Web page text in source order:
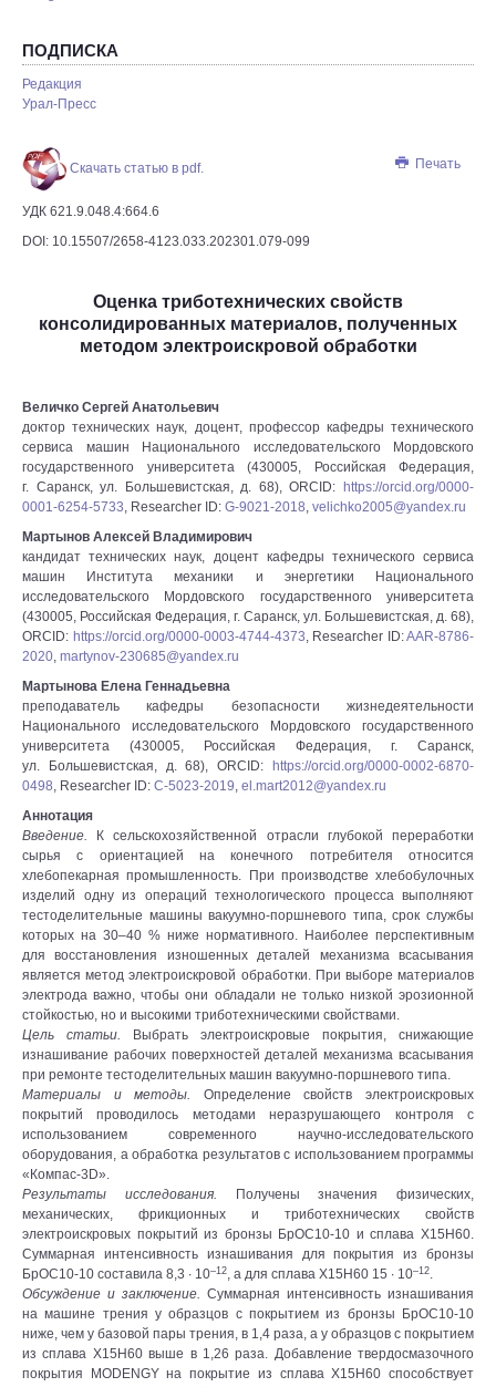
ПОДПИСКА
Редакция
Урал-Пресс
Печать
Скачать статью в pdf.
УДК 621.9.048.4:664.6
DOI: 10.15507/2658-4123.033.202301.079-099
Оценка триботехнических свойств
консолидированных материалов, полученных
методом электроискровой обработки
Величко Сергей Анатольевич
доктор технических наук, доцент, профессор кафедры технического
сервиса машин Национального исследовательского Мордовского
государственного университета (430005, Российская Федерация,
г. Саранск, ул. Большевистская, д. 68), ORCID:
https://orcid.org/0000-
0001-6254-5733, Researcher ID: G-9021-2018, velichko2005@yandex.ru
Мартынов Алексей Владимирович
кандидат технических наук, доцент кафедры технического сервиса
машин Института механики и энергетики Национального
исследовательского Мордовского государственного университета
(430005, Российская Федерация, г. Саранск, ул. Большевистская, д. 68),
ORCID: https://orcid.org/0000-0003-4744-4373, Researcher ID:AAR-8786-
2020, martynov-230685@yandex.ru
Мартынова Елена Геннадьевна
преподаватель кафедры безопасности жизнедеятельности
Национального исследовательского Мордовского государственного
университета (430005, Российская Федерация, г. Саранск,
ул. Большевистская, д. 68), ORCID:
https://orcid.org/0000-0002-6870-
0498, Researcher ID: C-5023-2019, el.mart2012@yandex.ru
Аннотация
Введение. К сельскохозяйственной отрасли глубокой переработки
сырья с ориентацией на конечного потребителя относится
хлебопекарная промышленность. При производстве хлебобулочных
изделий одну из операций технологического процесса выполняют
тестоделительные машины вакуумно-поршневого типа, срок службы
которых на 30–40 % ниже нормативного. Наиболее перспективным
для восстановления изношенных деталей механизма всасывания
является метод электроискровой обработки. При выборе материалов
электрода важно, чтобы они обладали не только низкой эрозионной
стойкостью, но и высокими триботехническими свойствами.
Цель статьи. Выбрать электроискровые покрытия, снижающие
изнашивание рабочих поверхностей деталей механизма всасывания
при ремонте тестоделительных машин вакуумно-поршневого типа.
Материалы и методы. Определение свойств электроискровых
покрытий проводилось методами неразрушающего контроля с
использованием современного научно-исследовательского
оборудования, а обработка результатов с использованием программы
«Компас-3D».
Результаты исследования. Получены значения физических,
механических, фрикционных и триботехнических свойств
электроискровых покрытий из бронзы БрОС10-10 и сплава X15H60.
Суммарная интенсивность изнашивания для покрытия из бронзы
БрОС10-10 составила 8,3 ∙ 10–12, а для сплава Х15Н60 15 ∙ 10–12.
Обсуждение и заключение. Суммарная интенсивность изнашивания
на машине трения у образцов с покрытием из бронзы БрОС10-10
ниже, чем у базовой пары трения, в 1,4 раза, а у образцов с покрытием
из сплава X15H60 выше в 1,26 раза. Добавление твердосмазочного
покрытия MODENGY на покрытие из сплава X15H60 способствует